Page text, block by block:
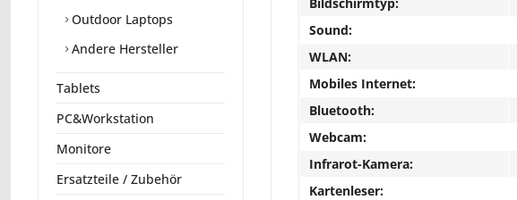
Outdoor Laptops
Andere Hersteller
Tablets
PC&Workstation
Monitore
Ersatzteile / Zubehör
Sound:
WLAN:
Mobiles Internet:
Bluetooth:
Webcam:
Infrarot-Kamera:
Kartenleser: